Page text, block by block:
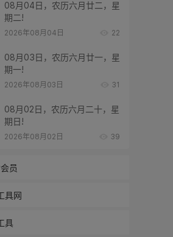
08月04日，农历六月廿二，星
期二!
2026年08月04日 22
08月03日，农历六月廿一，星
期一!
2026年08月03日 31
08月02日，农历六月二十，星
期日!
2026年08月02日 39
员
具网
具